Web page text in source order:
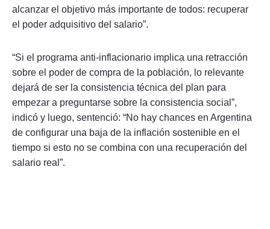
alcanzar el objetivo más importante de todos: recuperar
el poder adquisitivo del salario”.
“Si el programa anti-inflacionario implica una retracción
sobre el poder de compra de la población, lo relevante
dejará de ser la consistencia técnica del plan para
empezar a preguntarse sobre la consistencia social”,
indicó y luego, sentenció: “No hay chances en Argentina
de configurar una baja de la inflación sostenible en el
tiempo si esto no se combina con una recuperación del
salario real”.